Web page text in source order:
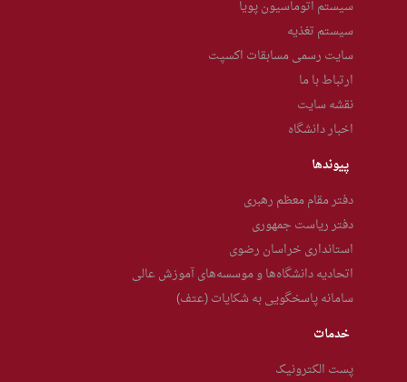
سیستم اتوماسیون پویا
سیستم تغذیه
سایت رسمی مسابقات اکسپت
ارتباط با ما
نقشه سایت
اخبار دانشگاه
پیوندها
دفتر مقام معظم رهبری
دفتر ریاست جمهوری
استانداری خراسان رضوی
اتحادیه دانشگاه‌ها و موسسه‌های آموزش عالی
سامانه پاسخگویی به شکایات (عتف)
خدمات
پست الکترونیک